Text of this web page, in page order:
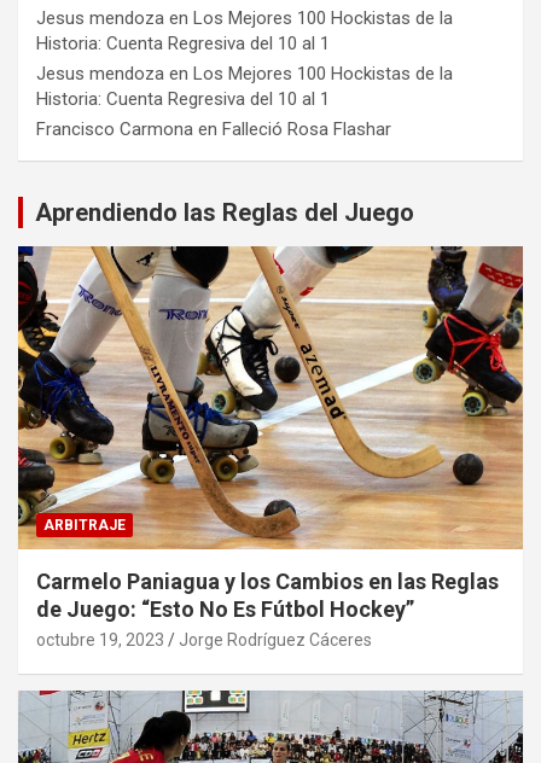
Jesus mendoza en Los Mejores 100 Hockistas de la
Historia: Cuenta Regresiva del 10 al 1
Jesus mendoza en Los Mejores 100 Hockistas de la
Historia: Cuenta Regresiva del 10 al 1
Francisco Carmona en Falleció Rosa Flashar
Aprendiendo las Reglas del Juego
ARBITRAJE
Carmelo Paniagua y los Cambios en las Reglas
de Juego: “Esto No Es Fútbol Hockey”
octubre 19, 2023 Jorge Rodríguez Cáceres